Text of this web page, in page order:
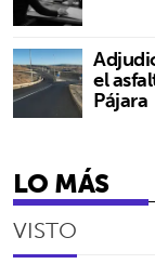
el
Pájara
LO MÁS
VISTO